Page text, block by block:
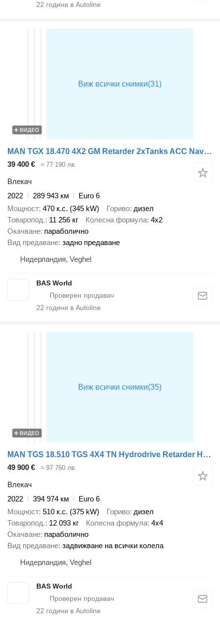
22 години в Autoline
ВИДЕО
MAN TGX 18.470 4X2 GM Retarder 2xTanks ACC Navi Standklima
39 400 € ≈ 77 190 лв.
Влекач
2022
289 943 км
Euro 6
Мощност 470 к.с. (345 kW) Гориво дизел
Товаропод. 11 256 кг Колесна формула 4x2
Окачване параболично
Вид предаване задно предаване
Нидерландия, Veghel
BAS World
22 години в Autoline
ВИДЕО
MAN TGS 18.510 TGS 4X4 TN Hydrodrive Retarder Hydraulic Big-Axle ACC
49 900 € ≈ 97 760 лв.
Влекач
2022
394 974 км
Euro 6
Мощност 510 к.с. (375 kW) Гориво дизел
Товаропод. 12 093 кг Колесна формула 4x4
Окачване параболично
Вид предаване задвижване на всички колела
Нидерландия, Veghel
BAS World
22 години в Autoline